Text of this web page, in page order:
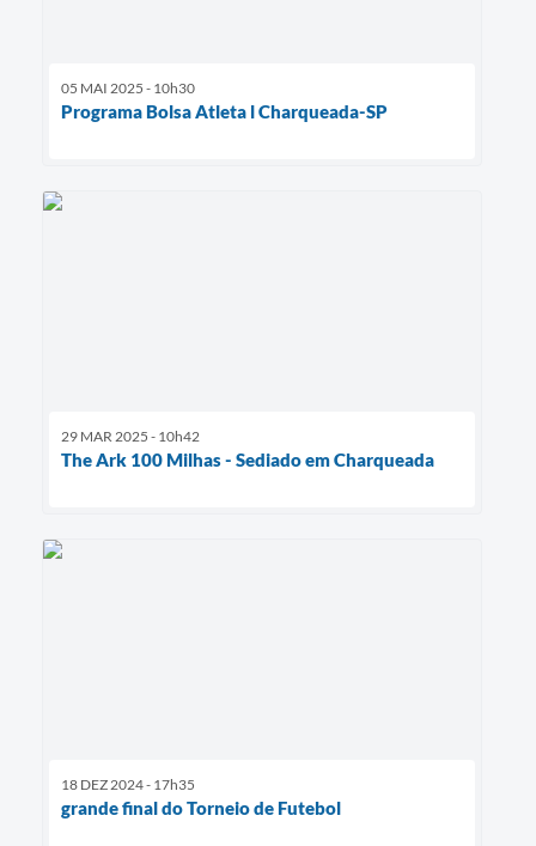
05 MAI 2025 - 10h30
Programa Bolsa Atleta l Charqueada-SP
29 MAR 2025 - 10h42
The Ark 100 Milhas - Sediado em Charqueada
18 DEZ 2024 - 17h35
grande final do Torneio de Futebol